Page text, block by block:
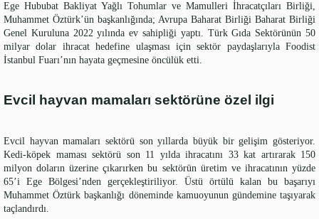
Ege Hububat Bakliyat Yağlı Tohumlar ve Mamulleri İhracatçıları Birliği,
Muhammet Öztürk’ün başkanlığında; Avrupa Baharat Birliği Baharat Birliği
Genel Kuruluna 2022 yılında ev sahipliği yaptı. Türk Gıda Sektörünün 50
milyar dolar ihracat hedefine ulaşması için sektör paydaşlarıyla Foodist
İstanbul Fuarı’nın hayata geçmesine öncülük etti.
Evcil hayvan mamaları sektörüne özel ilgi
Evcil hayvan mamaları sektörü son yıllarda büyük bir gelişim gösteriyor.
Kedi-köpek maması sektörü son 11 yılda ihracatını 33 kat artırarak 150
milyon doların üzerine çıkarırken bu sektörün üretim ve ihracatının yüzde
65’i Ege Bölgesi’nden gerçekleştiriliyor. Üstü örtülü kalan bu başarıyı
Muhammet Öztürk başkanlığı döneminde kamuoyunun gündemine taşıyarak
taçlandırdı.